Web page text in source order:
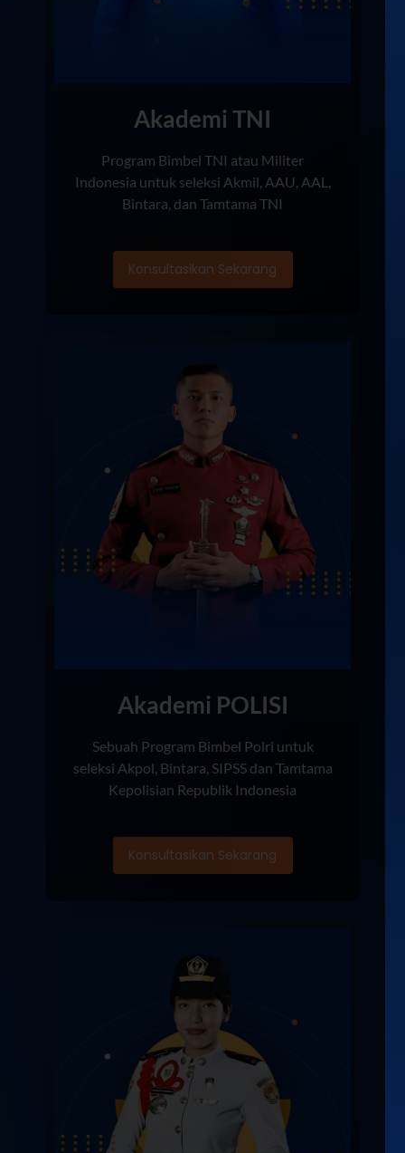
Akademi TNI
Program Bimbel TNI atau Militer
Indonesia untuk seleksi Akmil, AAU, AAL,
Bintara, dan Tamtama TNI
Konsultasikan Sekarang
Akademi POLISI
Sebuah Program Bimbel Polri untuk
seleksi Akpol, Bintara, SIPSS dan Tamtama
Kepolisian Republik Indonesia
Konsultasikan Sekarang